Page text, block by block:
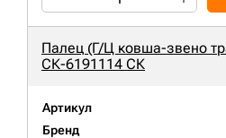
Палец (Г/Ц ковша-звено
СК-6191114 СК
Артикул
Бренд